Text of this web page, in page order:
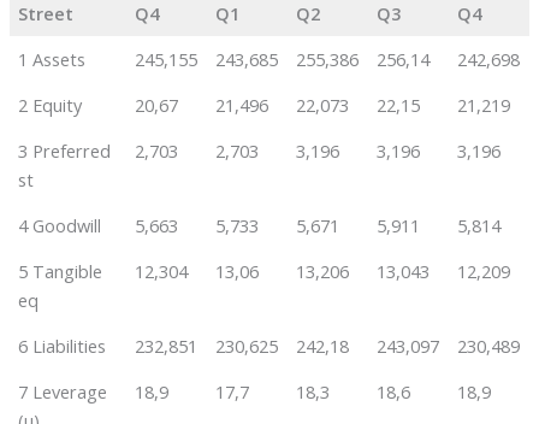
Street
Q4
Q1
Q2
Q3
Q4
1 Assets
245,155 243,685 255,386 256,14
242,698
2 Equity
20,67 21,496 22,073 22,15
21,219
3 Preferred
st
2,703 2,703 3,196 3,196 3,196
4 Goodwill 5,663 5,733 5,671 5,911
5,814
5 Tangible
eq
12,304 13,06 13,206 13,043 12,209
6 Liabilities 232,851 230,625 242,18 243,097
230,489
7 Leverage
18,9 17,7 18,3 18,6 18,9